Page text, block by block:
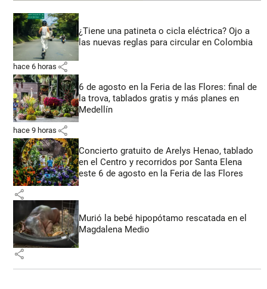
¿Tiene una patineta o cicla eléctrica? Ojo a
las nuevas reglas para circular en Colombia
hace 6 horas share
6 de agosto en la Feria de las Flores: final de
la trova, tablados gratis y más planes en
Medellín
hace 9 horas share
Concierto gratuito de Arelys Henao, tablado
en el Centro y recorridos por Santa Elena
este 6 de agosto en la Feria de las Flores
share
Murió la bebé hipopótamo rescatada en el
Magdalena Medio
share